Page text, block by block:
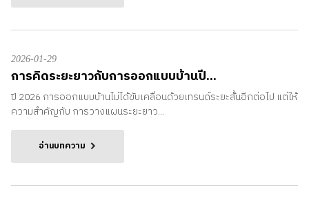
2026-01-29
การคิดระยะยาวกับการออกแบบบ้านปี...
ปี 2026 การออกแบบบ้านไม่ได้ขับเคลื่อนด้วยเทรนด์ระยะสั้นอีกต่อไป แต่ให้
ความสำคัญกับ การวางแผนระยะยาว...
อ่านบทความ